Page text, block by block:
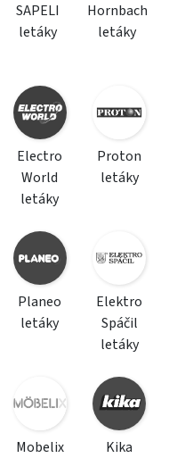
SAPELI
letáky
Hornbach
letáky
Electro
World
letáky
Proton
letáky
Planeo
letáky
Elektro
Spáčil
letáky
Mobelix
Kika